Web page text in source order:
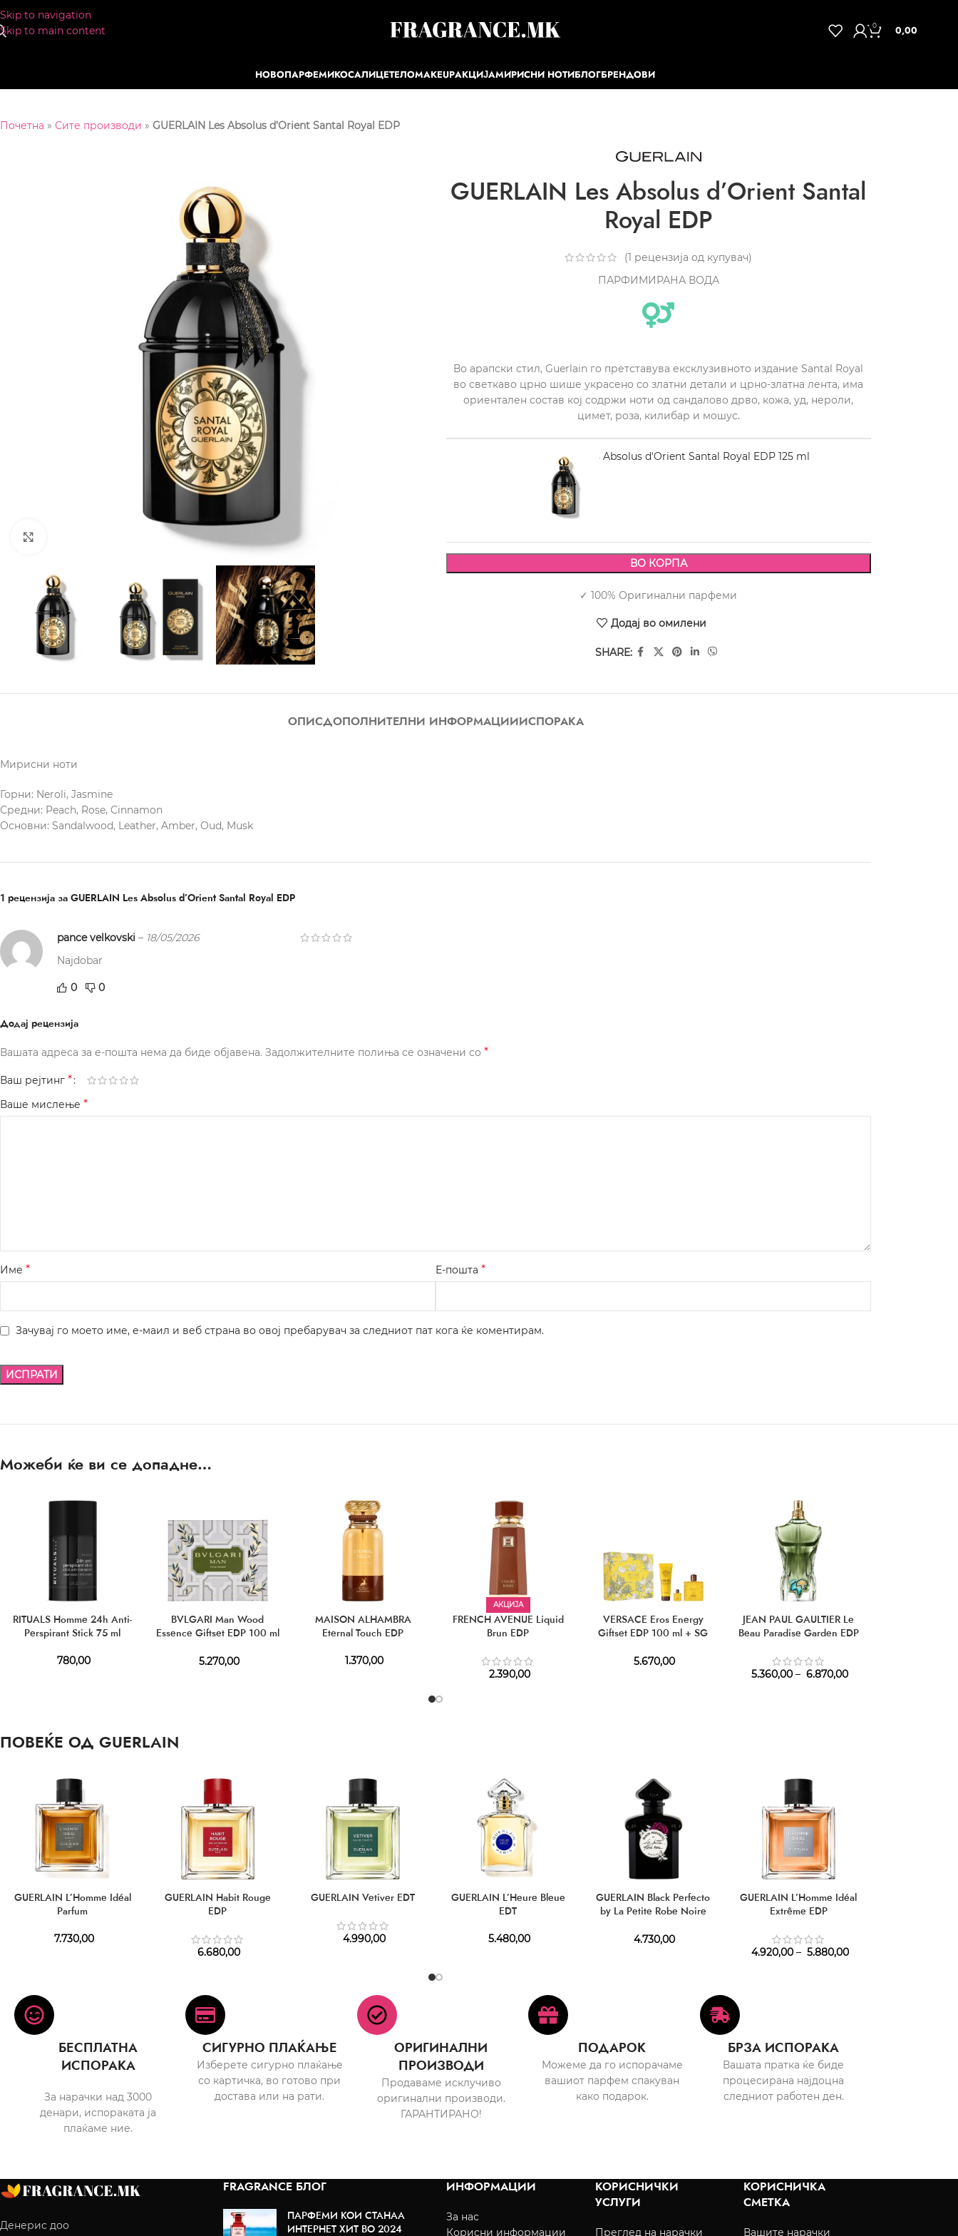
Skip to navigation
Skip to main content
0 0,00
НОВОПАРФЕМИКОСАЛИЦЕТЕЛОMAKEUPАКЦИЈАМИРИСНИ НОТИБЛОГБРЕНДОВИ
Почетна » Сите производи » GUERLAIN Les Absolus d’Orient Santal Royal EDP
GUERLAIN Les Absolus d’Orient Santal
Royal EDP
(1 рецензија од купувач)
ПАРФИМИРАНА ВОДА
Во арапски стил, Guerlain го претставува ексклузивното издание Santal Royal
во светкаво црно шише украсено со златни детали и црно-златна лента, има
ориентален состав кој содржи ноти од сандалово дрво, кожа, уд, нероли,
цимет, роза, килибар и мошус.
GUERLAIN Les Absolus d'Orient Santal Royal EDP 125 ml
8.780,00
ВО КОРПА
✓ 100% Оригинални парфеми
Додај во омилени
SHARE:
ОПИСДОПОЛНИТЕЛНИ ИНФОРМАЦИИИСПОРАКА
Мирисни ноти
Горни: Neroli, Jasmine
Средни: Peach, Rose, Cinnamon
Основни: Sandalwood, Leather, Amber, Oud, Musk
1 рецензија за GUERLAIN Les Absolus d’Orient Santal Royal EDP
pance velkovski – 18/05/2026
Najdobar
0 0
Додај рецензија
Вашата адреса за е-пошта нема да биде објавена. Задолжителните полиња се означени со *
Ваш рејтинг *
Ваше мислење *
Име * Е-пошта *
Зачувај го моето име, е-маил и веб страна во овој пребарувач за следниот пат кога ќе коментирам.
Можеби ќе ви се допадне…
RITUALS Homme 24h Anti-
Perspirant Stick 75 ml
780,00
BVLGARI Man Wood
Essence Giftset EDP 100 ml
5.270,00
MAISON ALHAMBRA
Eternal Touch EDP
1.370,00
АКЦИЈА
FRENCH AVENUE Liquid
Brun EDP
2.390,00
VERSACE Eros Energy
Giftset EDP 100 ml + SG
5.670,00
JEAN PAUL GAULTIER Le
Beau Paradise Garden EDP
5.360,00 – 6.870,00
ПОВЕЌЕ ОД GUERLAIN
GUERLAIN L’Homme Idéal
Parfum
7.730,00
GUERLAIN Habit Rouge
EDP
6.680,00
GUERLAIN Vetiver EDT
4.990,00
GUERLAIN L’Heure Bleue
EDT
5.480,00
GUERLAIN Black Perfecto
by La Petite Robe Noire
4.730,00
GUERLAIN L’Homme Idéal
Extrême EDP
4.920,00 – 5.880,00
БЕСПЛАТНА
ИСПОРАКА
За нарачки над 3000
денари, испораката ја
плаќаме ние.
СИГУРНО ПЛАЌАЊЕ
Изберете сигурно плаќање
со картичка, во готово при
достава или на рати.
ОРИГИНАЛНИ
ПРОИЗВОДИ
Продаваме исклучиво
оригинални производи.
ГАРАНТИРАНО!
ПОДАРОК
Можеме да го испорачаме
вашиот парфем спакуван
како подарок.
БРЗА ИСПОРАКА
Вашата пратка ќе биде
процесирана најдоцна
следниот работен ден.
Денерис доо
FRAGRANCE БЛОГ
ПАРФЕМИ КОИ СТАНАА
ИНТЕРНЕТ ХИТ ВО 2024
ИНФОРМАЦИИ
За нас
Корисни информации
КОРИСНИЧКИ
УСЛУГИ
Преглед на нарачки
КОРИСНИЧКА
СМЕТКА
Вашите нарачки